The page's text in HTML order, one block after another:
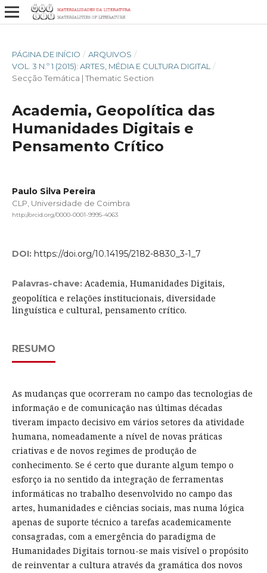
PÁGINA DE INÍCIO / ARQUIVOS /
VOL. 3 N.º 1 (2015): ARTES, MÉDIA E CULTURA DIGITAL
/
Secção Temática | Thematic Section
Academia, Geopolítica das
Humanidades Digitais e
Pensamento Crítico
Paulo Silva Pereira
CLP, Universidade de Coimbra
http://orcid.org/0000-0001-9995-4063
DOI: https://doi.org/10.14195/2182-8830_3-1_7
Palavras-chave: Academia, Humanidades Digitais,
geopolítica e relações institucionais, diversidade
linguística e cultural, pensamento crítico.
RESUMO
As mudanças que ocorreram no campo das tecnologias de
informação e de comunicação nas últimas décadas
tiveram impacto decisivo em vários setores da atividade
humana, nomeadamente a nível de novas práticas
criativas e de novos regimes de produção de
conhecimento. Se é certo que durante algum tempo o
esforço ia no sentido da integração de ferramentas
informáticas no trabalho desenvolvido no campo das
artes, humanidades e ciências sociais, mas numa lógica
apenas de suporte técnico a tarefas academicamente
consagradas, com a emergência do paradigma de
Humanidades Digitais tornou-se mais visível o propósito
de reinventar a cultura através da gramática dos novos